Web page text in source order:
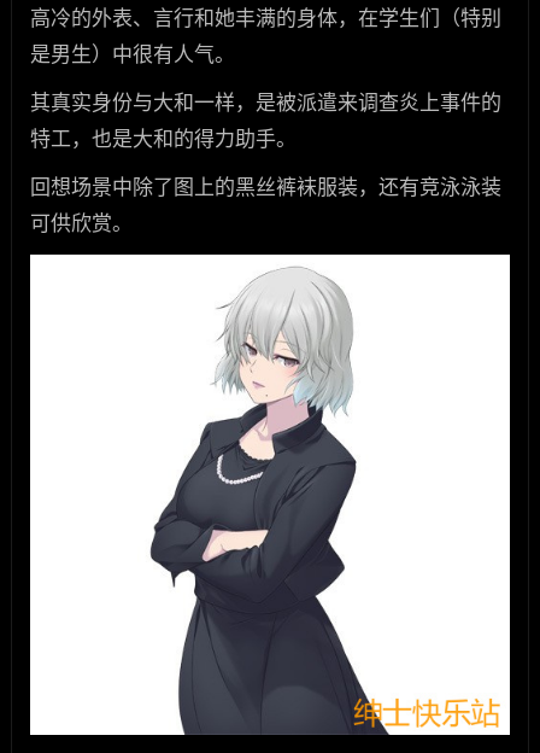
高冷的外表、言行和她丰满的身体，在学生们（特别
是男生）中很有人气。
其真实身份与大和一样，是被派遣来调查炎上事件的
特工，也是大和的得力助手。
回想场景中除了图上的黑丝裤袜服装，还有竞泳泳装
可供欣赏。